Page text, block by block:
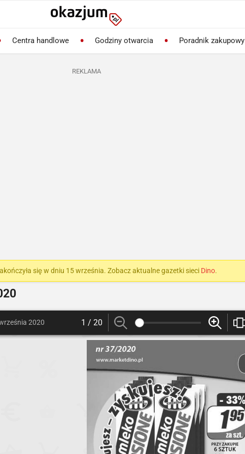
Centra handlowe Godziny otwarcia Poradnik zakupowy
REKLAMA
się w dniu 15 września. Zobacz aktualne gazetki sieci Dino.
2020 1 / 20